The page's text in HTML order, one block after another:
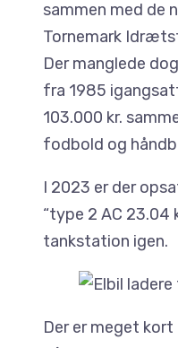
sammen med de
Tornemark
Der manglede
fra 1985
103.000 kr.
fodbold og
I 2023 er der
“type 2 AC 23.04
tankstation igen.
Der er meget